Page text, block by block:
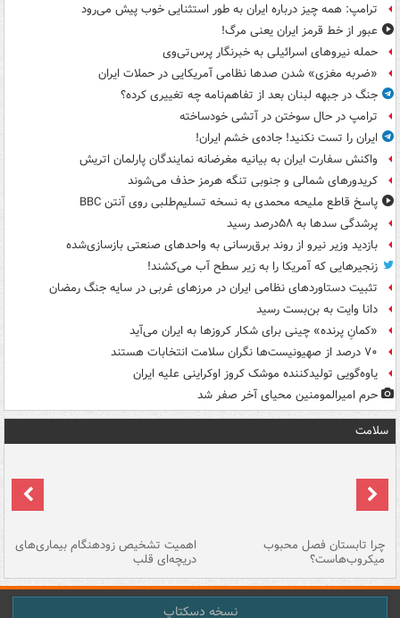
ترامپ: همه چیز درباره ایران به طور استثنایی خوب پیش می‌رود
عبور از خط قرمز ایران یعنی مرگ!
حمله نیروهای اسرائیلی به خبرنگار پرس‌تی‌وی
«ضربه مغزی» شدن صدها نظامی آمریکایی در حملات ایران
جنگ در جبهه لبنان بعد از تفاهم‌نامه چه تغییری کرده؟
ترامپ در حال سوختن در آتشی خودساخته
ایران را تست نکنید! جاده‌ی خشم ایران!
واکنش سفارت ایران به بیانیه مغرضانه نمایندگان پارلمان اتریش
کریدورهای شمالی و جنوبی تنگه هرمز حذف می‌شوند
پاسخ قاطع ملیحه محمدی به نسخه تسلیم‌طلبی روی آنتن BBC
پرشدگی سدها به ۵۸درصد رسید
بازدید وزیر نیرو از روند برق‌رسانی به واحدهای صنعتی بازسازی‌شده
زنجیرهایی که آمریکا را به زیر سطح آب می‌کشند!
تثبیت دستاوردهای نظامی ایران در مرزهای غربی در سایه جنگ رمضان
دانا وایت به بن‌بست رسید
«کمانِ پرنده» چینی برای شکار کروزها به ایران می‌آید
۷۰ درصد از صهیونیست‌ها نگران سلامت انتخابات هستند
یاوه‌گویی تولیدکننده موشک کروز اوکراینی علیه ایران
حرم امیرالمومنین محیای آخر صفر شد
سلامت
چرا تابستان فصل محبوب
میکروب‌هاست؟
اهمیت تشخیص زودهنگام بیماری‌های
دریچه‌ای قلب
نسخه دسکتاپ